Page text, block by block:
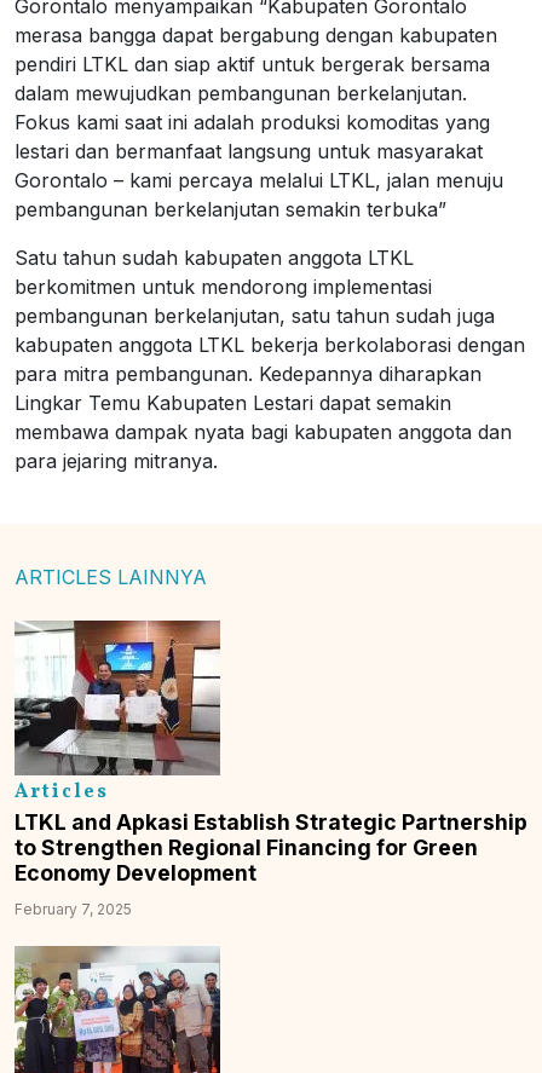
Gorontalo menyampaikan “Kabupaten Gorontalo
merasa bangga dapat bergabung dengan kabupaten
pendiri LTKL dan siap aktif untuk bergerak bersama
dalam mewujudkan pembangunan berkelanjutan.
Fokus kami saat ini adalah produksi komoditas yang
lestari dan bermanfaat langsung untuk masyarakat
Gorontalo – kami percaya melalui LTKL, jalan menuju
pembangunan berkelanjutan semakin terbuka”
Satu tahun sudah kabupaten anggota LTKL
berkomitmen untuk mendorong implementasi
pembangunan berkelanjutan, satu tahun sudah juga
kabupaten anggota LTKL bekerja berkolaborasi dengan
para mitra pembangunan. Kedepannya diharapkan
Lingkar Temu Kabupaten Lestari dapat semakin
membawa dampak nyata bagi kabupaten anggota dan
para jejaring mitranya.
ARTICLES LAINNYA
Articles
LTKL and Apkasi Establish Strategic Partnership
to Strengthen Regional Financing for Green
Economy Development
February 7, 2025